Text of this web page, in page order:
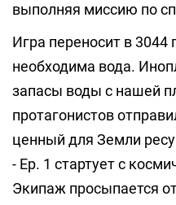
выполняя миссию по
Игра переносит в 3044
необходима вода.
запасы воды с нашей
протагонистов
ценный для Земли
- Ep. 1 стартует с
Экипаж просыпается